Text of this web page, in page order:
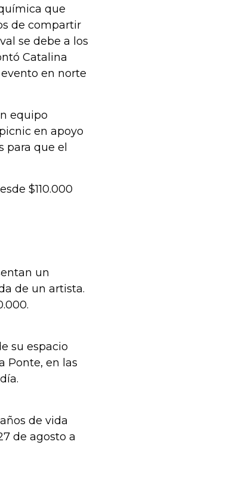
que
de compartir
se debe a los
Catalina
en norte
equipo
en apoyo
para que el
$110.000
un
de un artista.
su espacio
Ponte, en las
de vida
de agosto a